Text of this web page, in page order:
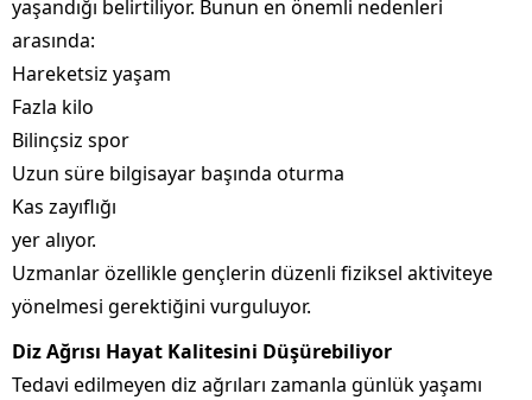
yaşandığı belirtiliyor. Bunun en önemli nedenleri
arasında:
Hareketsiz yaşam
Fazla kilo
Bilinçsiz spor
Uzun süre bilgisayar başında oturma
Kas zayıflığı
yer alıyor.
Uzmanlar özellikle gençlerin düzenli fiziksel aktiviteye
yönelmesi gerektiğini vurguluyor.
Diz Ağrısı Hayat Kalitesini Düşürebiliyor
Tedavi edilmeyen diz ağrıları zamanla günlük yaşamı